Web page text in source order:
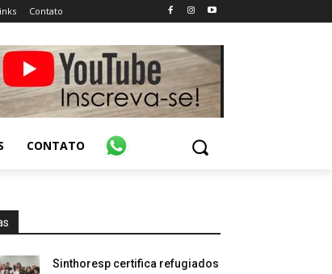
Contato
CONTATO
Sinthoresp certifica refugiados